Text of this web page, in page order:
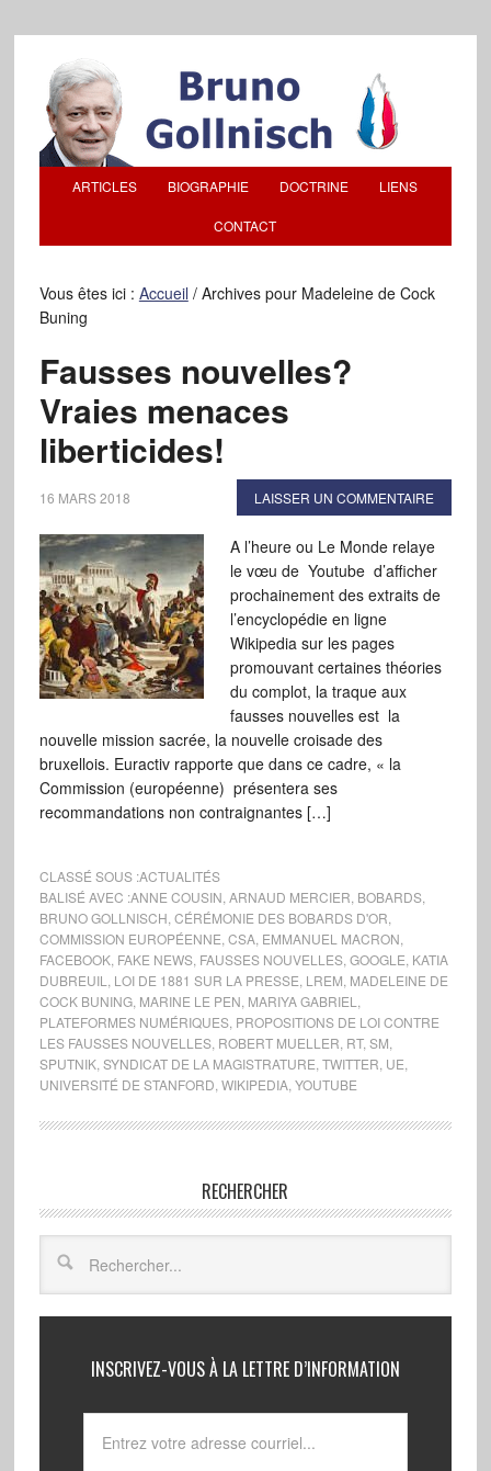
ARTICLES BIOGRAPHIE DOCTRINE LIENS
CONTACT
Vous êtes ici : Accueil /Archives pour Madeleine de Cock
Buning
Fausses nouvelles?
Vraies menaces
liberticides!
16 MARS 2018 LAISSER UN COMMENTAIRE
A l’heure ou Le Monde relaye
le vœu de Youtube d’afficher
prochainement des extraits de
l’encyclopédie en ligne
Wikipedia sur les pages
promouvant certaines théories
du complot, la traque aux
fausses nouvelles est la
nouvelle mission sacrée, la nouvelle croisade des
bruxellois. Euractiv rapporte que dans ce cadre, « la
Commission (européenne) présentera ses
recommandations non contraignantes […]
CLASSÉ SOUS :ACTUALITÉS
BALISÉ AVEC :ANNE COUSIN ARNAUD MERCIER BOBARDS,
BRUNO GOLLNISCH CÉRÉMONIE DES BOBARDS D'OR
COMMISSION EUROPÉENNE CSA, EMMANUEL MACRON
FACEBOOK, FAKE NEWS, FAUSSES NOUVELLES, GOOGLE KATIA
DUBREUIL
LOI DE 1881 SUR LA PRESSE LREM MADELEINE DE
COCK BUNING, MARINE LE PEN MARIYA GABRIEL
PLATEFORMES NUMÉRIQUES, PROPOSITIONS DE LOI CONTRE
LES FAUSSES NOUVELLES, ROBERT MUELLER RT, SM
SPUTNIK, SYNDICAT DE LA MAGISTRATURE TWITTER UE
UNIVERSITÉ DE STANFORD WIKIPEDIA, YOUTUBE
RECHERCHER
INSCRIVEZ-VOUS À LA LETTRE D’INFORMATION